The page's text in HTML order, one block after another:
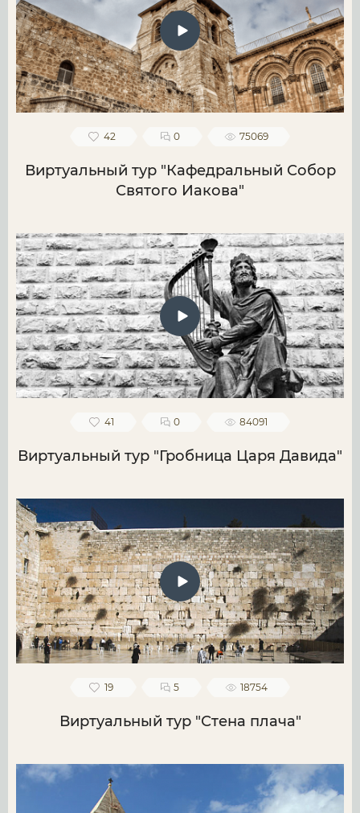
42 0 75069
Виртуальный тур "Кафедральный Собор
Святого Иакова"
41 0 84091
Виртуальный тур "Гробница Царя Давида"
19 5 18754
Виртуальный тур "Стена плача"